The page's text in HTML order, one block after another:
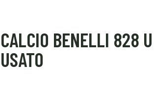
CALCIO BENELLI 828
USATO